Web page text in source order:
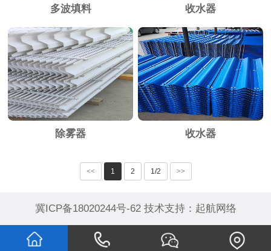
多波填料 收水器
除雾器 收水器
<< 1 2 1/2 >>
冀ICP备18020244号-62技术支持： 起航网络